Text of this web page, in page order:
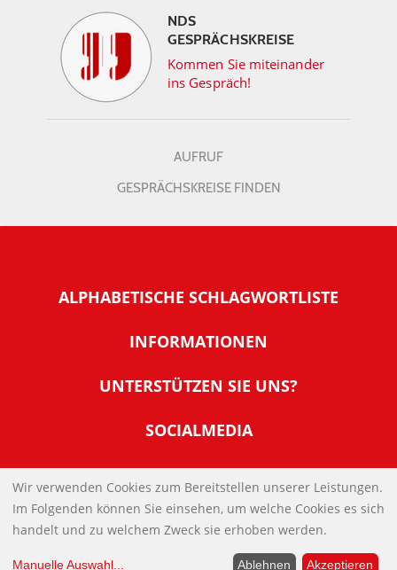
NDS
GESPRÄCHSKREISE
Kommen Sie miteinander
ins Gespräch!
AUFRUF
GESPRÄCHSKREISE FINDEN
ALPHABETISCHE SCHLAGWORTLISTE
INFORMATIONEN
Warum NachDenkSeiten
Tipps zur Nutzung der NachDenkSeiten
Banner und E-Mail-Signaturen
Links
Kontakt
Impressum
UNTERSTÜTZEN SIE UNS?
Werden Sie Fördermitglied
Spenden Sie Online
SOCIALMEDIA
IMPRESSUM
DATENSCHUTZERKLÄRUNG
Wir verwenden Cookies zum Bereitstellen unserer Leistungen.
Im Folgenden können Sie einsehen, um welche Cookies es sich
handelt und zu welchem Zweck sie erhoben werden.
Manuelle Auswahl... Ablehnen Akzeptieren